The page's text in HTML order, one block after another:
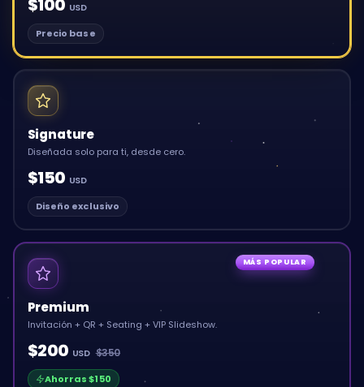
USD
Precio base
Signature
Diseñada solo para ti, desde cero.
$150 USD
Diseño exclusivo
MÁS POPULAR
Premium
Invitación + QR + Seating + VIP Slideshow.
$200 USD $350
Ahorras$150